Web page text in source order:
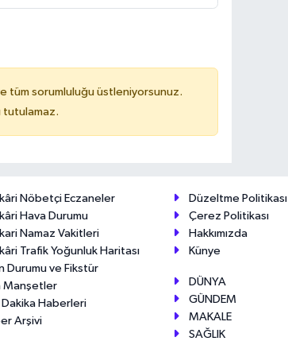
tüm sorumluluğu üstleniyorsunuz.
tutulamaz.
Nöbetçi Eczaneler
Hava Durumu
Namaz Vakitleri
Trafik Yoğunluk Haritası
Durumu ve Fikstür
Manşetler
Dakika Haberleri
Arşivi
Düzeltme Politikası
Çerez Politikası
Hakkımızda
Künye
DÜNYA
GÜNDEM
MAKALE
SAĞLIK